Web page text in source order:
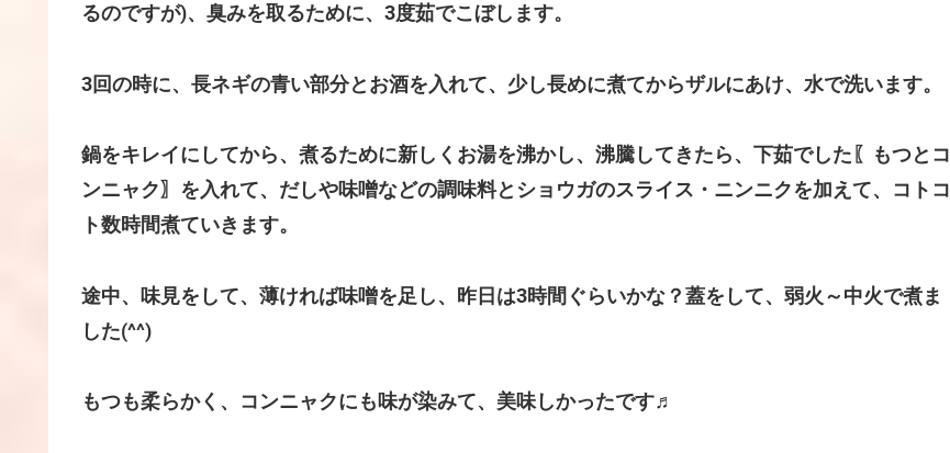
るのですが)、臭みを取るために、3度茹でこぼします。
3回の時に、長ネギの青い部分とお酒を入れて、少し長めに煮てからザルにあけ、水で洗います。
鍋をキレイにしてから、煮るために新しくお湯を沸かし、沸騰してきたら、下茹でした〖もつとコ
ンニャク〗を入れて、だしや味噌などの調味料とショウガのスライス・ニンニクを加えて、コトコ
ト数時間煮ていきます。
途中、味見をして、薄ければ味噌を足し、昨日は3時間ぐらいかな？蓋をして、弱火～中火で煮ま
した(^^)
もつも柔らかく、コンニャクにも味が染みて、美味しかったです♬